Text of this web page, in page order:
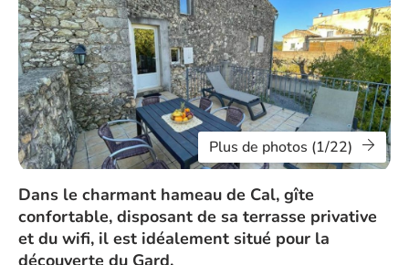
Plus de photos (1/22)
Dans le charmant hameau de Cal, gîte
confortable, disposant de sa terrasse privative
et du wifi, il est idéalement situé pour la
découverte du Gard.